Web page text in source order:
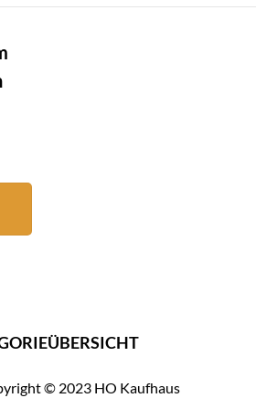
© 2023 HO Kaufhaus